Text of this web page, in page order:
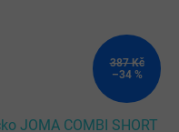
387 Kč
–34 %
JOMA COMBI SHORT